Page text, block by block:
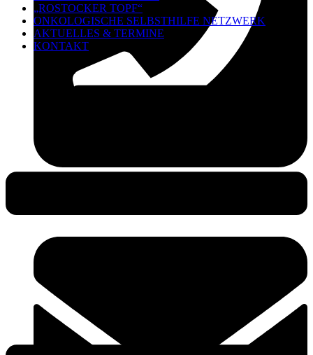
„ROSTOCKER TOPF“
ONKOLOGISCHE SELBSTHILFE NETZWERK
AKTUELLES & TERMINE
KONTAKT